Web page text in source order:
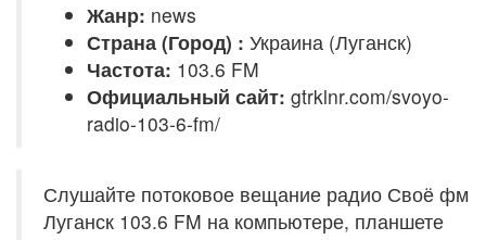
Жанр: news
Страна (Город) : Украина (Луганск)
Частота: 103.6 FM
Официальный сайт: gtrklnr.com/svoyo-
radio-103-6-fm/
Слушайте потоковое вещание радио Своё фм
Луганск 103.6 FM на компьютере, планшете